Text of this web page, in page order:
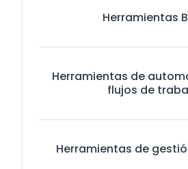
Herramientas
Herramientas de
flujos de
Herramientas de